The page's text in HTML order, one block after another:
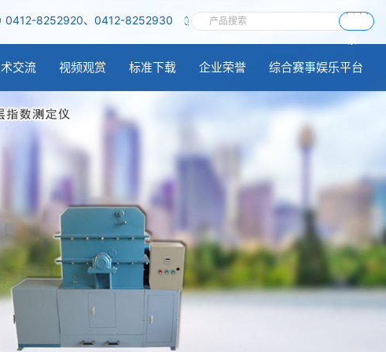
0412-8252920、0412-8252930
交流 视频观赏 标准下载 企业荣誉 综合赛事娱乐平台